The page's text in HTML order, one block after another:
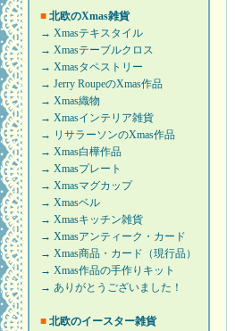
■ 北欧のXmas雑貨
→ Xmasテキスタイル
→ Xmasテーブルクロス
→ Xmasタペストリー
→ Jerry RoupeのXmas作品
→ Xmas織物
→ Xmasインテリア雑貨
→ リサラーソンのXmas作品
→ Xmas白樺作品
→ Xmasプレート
→ Xmasマグカップ
→ Xmasベル
→ Xmasキッチン雑貨
→ Xmasアンティーク・カード
→ Xmas商品・カード（現行品）
→ Xmas作品の手作りキット
→ ありがとうございました！
■ 北欧のイースター雑貨